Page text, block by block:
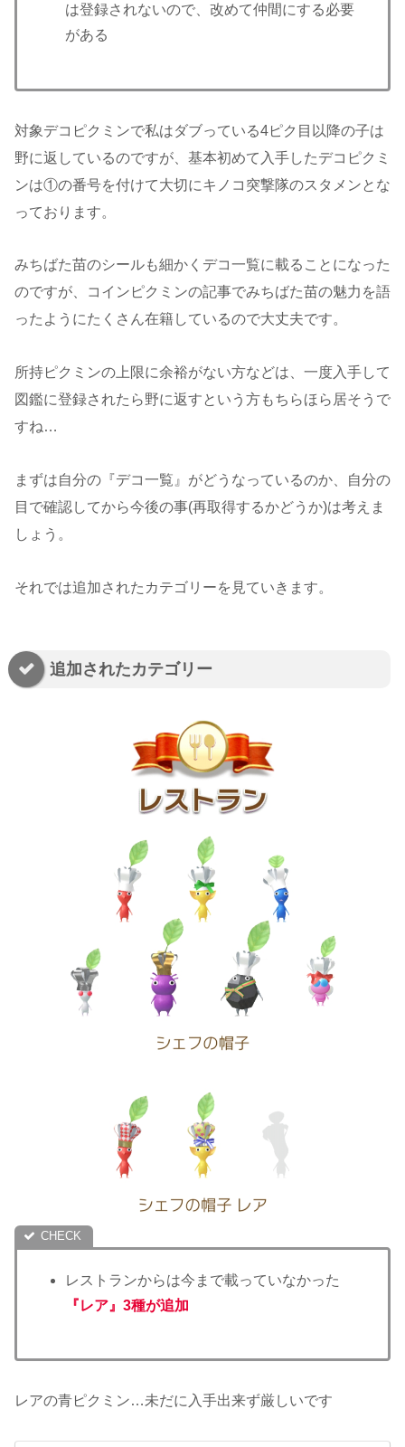
は登録されないので、改めて仲間にする必要
がある
対象デコピクミンで私はダブっている4ピク目以降の子は
野に返しているのですが、基本初めて入手したデコピクミ
ンは①の番号を付けて大切にキノコ突撃隊のスタメンとな
っております。
みちばた苗のシールも細かくデコ一覧に載ることになった
のですが、コインピクミンの記事でみちばた苗の魅力を語
ったようにたくさん在籍しているので大丈夫です。
所持ピクミンの上限に余裕がない方などは、一度入手して
図鑑に登録されたら野に返すという方もちらほら居そうで
すね…
まずは自分の『デコ一覧』がどうなっているのか、自分の
目で確認してから今後の事(再取得するかどうか)は考えま
しょう。
それでは追加されたカテゴリーを見ていきます。
追加されたカテゴリー
レストランからは今まで載っていなかった
『レア』3種が追加
レアの青ピクミン…未だに入手出来ず厳しいです